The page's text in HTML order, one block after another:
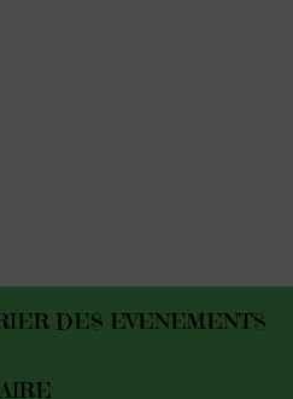
DES EVENEMENTS